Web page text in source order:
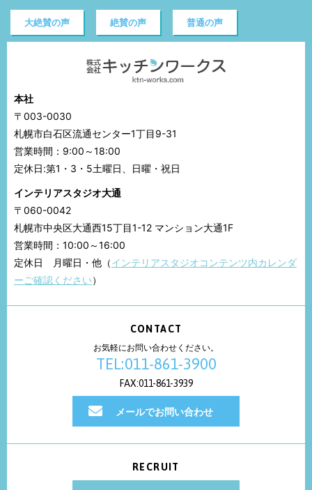
大絶賛の声 絶賛の声 普通の声
本社
〒003-0030
札幌市白石区流通センター1丁目9-31
営業時間：9:00～18:00
定休日:第1・3・5土曜日、日曜・祝日
インテリアスタジオ大通
〒060-0042
札幌市中央区大通西15丁目1-12 マンション大通1F
営業時間：10:00～16:00
定休日 月曜日・他（インテリアスタジオコンテンツ内カレンダ
ーご確認ください）
CONTACT
お気軽にお問い合わせください。
TEL:011-861-3900
FAX:011-861-3939
メールでお問い合わせ
RECRUIT